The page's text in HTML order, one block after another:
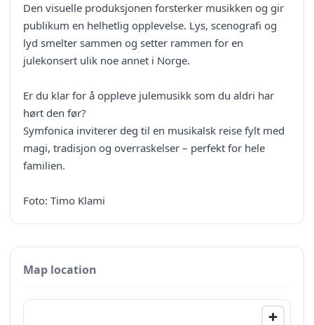
Den visuelle produksjonen forsterker musikken og gir
publikum en helhetlig opplevelse. Lys, scenografi og
lyd smelter sammen og setter rammen for en
julekonsert ulik noe annet i Norge.
Er du klar for å oppleve julemusikk som du aldri har
hørt den før?
Symfonica inviterer deg til en musikalsk reise fylt med
magi, tradisjon og overraskelser – perfekt for hele
familien.
Foto: Timo Klami
Map location